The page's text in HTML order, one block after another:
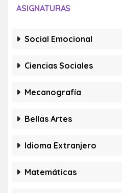
ASIGNATURAS
Social Emocional
Ciencias Sociales
Mecanografía
Bellas Artes
Idioma Extranjero
Matemáticas